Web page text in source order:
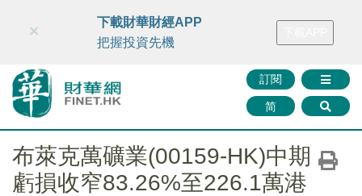
財華智庫網 FINTV FINMETA 財華證券 媒體矩陣
訂閱
简
×
下載財華財經APP
把握投資先機
布萊克萬礦業(00159-HK)中期
虧損收窄83.26%至226.1萬港